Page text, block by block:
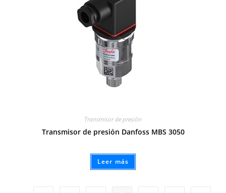
Transmisor de presión
Transmisor de presión Danfoss MBS 3050
Leer más